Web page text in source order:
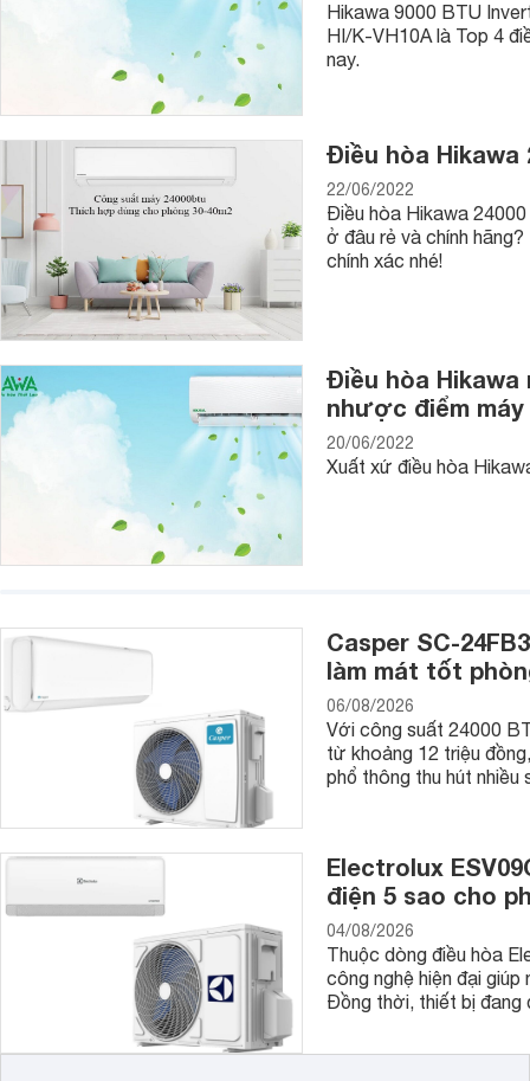
Hikawa 9000 BTU
HI/K-VH10A là Top 4
nay.
Điều hòa Hikawa
22/06/2022
Điều hòa Hikawa
ở đâu rẻ và chính
chính xác nhé!
Điều hòa
nhược điểm máy
20/06/2022
Xuất xứ điều hòa
Casper SC-
làm mát tốt
06/08/2026
Với công suất 24000
từ khoảng 12 triệu
phổ thông thu hút
Electrolux
điện 5 sao cho
04/08/2026
Thuộc dòng điều hòa
công nghệ hiện đại giúp
Đồng thời, thiết bị đang